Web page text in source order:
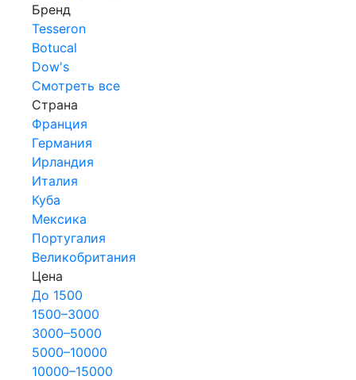
Бренд
Tesseron
Botucal
Dow's
Смотреть все
Страна
Франция
Германия
Ирландия
Италия
Куба
Мексика
Португалия
Великобритания
Цена
До 1500
1500–3000
3000–5000
5000–10000
10000–15000